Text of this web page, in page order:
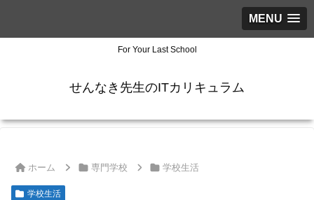
MENU
For Your Last School
せんなき先生のITカリキュラム
ホーム 専門学校 学校生活
学校生活